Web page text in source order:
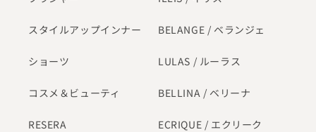
スタイルアップインナー
ショーツ
コスメ＆ビューティ
RESERA
BELANGE / ベランジェ
LULAS / ルーラス
BELLINA / ベリーナ
ECRIQUE / エクリーク